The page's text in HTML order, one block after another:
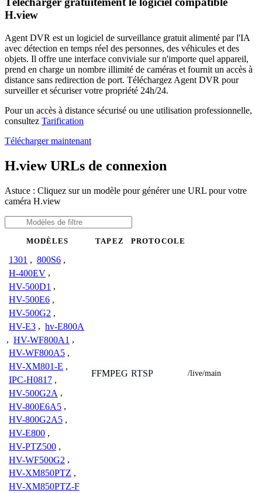
H.view
Agent DVR est un logiciel de surveillance gratuit alimenté par l'IA
avec détection en temps réel des personnes, des véhicules et des
objets. Il offre une interface conviviale sur n'importe quel appareil,
prend en charge un nombre illimité de caméras et fournit un accès à
distance sans redirection de port. Téléchargez Agent DVR pour
surveiller et sécuriser votre propriété 24h/24.
Pour un accès à distance sécurisé ou une utilisation professionnelle,
consultez Tarification
Télécharger maintenant
H.view URLs de connexion
Astuce : Cliquez sur un modèle pour générer une URL pour votre
caméra H.view
MODÈLES TAPEZ PROTOCOLE
1301 , 800S6 ,
H-400EV ,
HV-500D1 ,
HV-500E6 ,
HV-500G2 ,
HV-E3 , hv-E800A
, HV-WF800A1 ,
HV-WF800A5 ,
HV-XM801-E ,
IPC-H0817 ,
HV-500G2A ,
HV-800E6A5 ,
HV-800G2A5 ,
HV-E800 ,
HV-PTZ500 ,
HV-WF500G2 ,
HV-XM850PTZ ,
HV-XM850PTZ-F
FFMPEG RTSP /live/main